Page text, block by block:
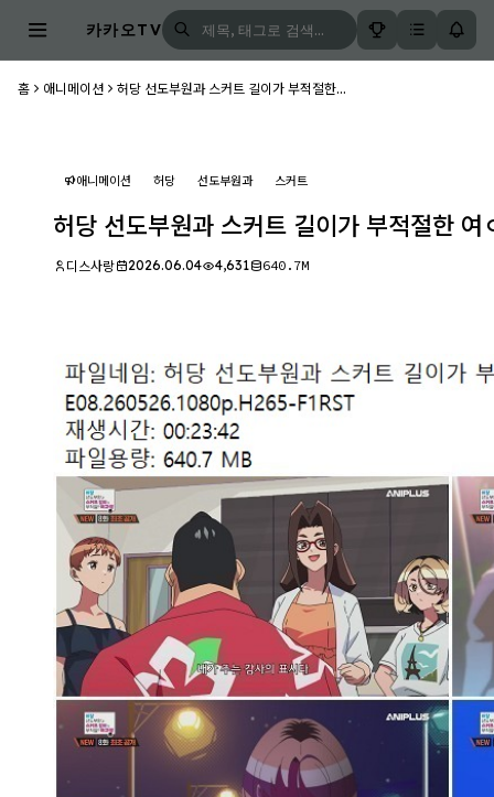
카카오TV
홈 애니메이션 허당 선도부원과 스커트 길이가 부적절한...
애니메이션 허당 선도부원과 스커트
허당 선도부원과 스커트 길이가 부적절한
디스사랑 2026.06.04 4,631 640.7M